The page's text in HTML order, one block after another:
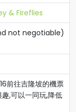
& Fireflies
not negotiable)
前往吉隆坡的機票
,可以一同玩,降低